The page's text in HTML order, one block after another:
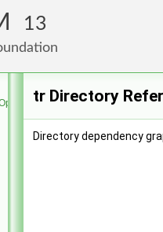
13
Foundation
tr Directory
Directory dependency